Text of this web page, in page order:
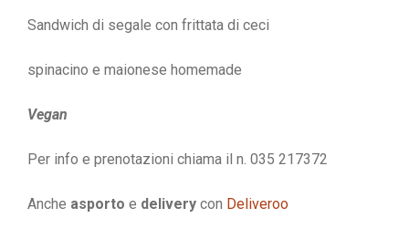
Sandwich di segale con frittata di ceci
spinacino e maionese homemade
Vegan
Per info e prenotazioni chiama il n. 035 217372
Anche asporto e delivery con Deliveroo